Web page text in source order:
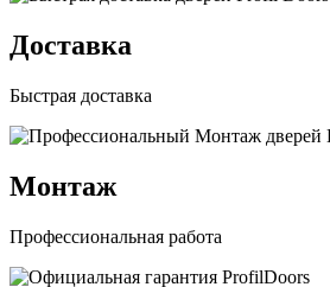
Доставка
Быстрая доставка
Монтаж
Профессиональная работа